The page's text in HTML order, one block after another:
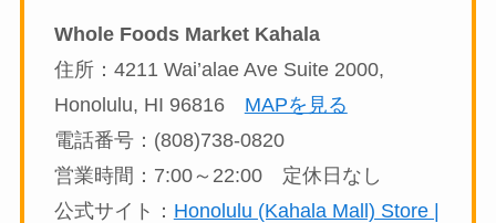
Whole Foods Market Kahala
住所：4211 Wai’alae Ave Suite 2000,
Honolulu, HI 96816 MAPを見る
電話番号：(808)738-0820
営業時間：7:00～22:00 定休日なし
公式サイト： Honolulu (Kahala Mall) Store |